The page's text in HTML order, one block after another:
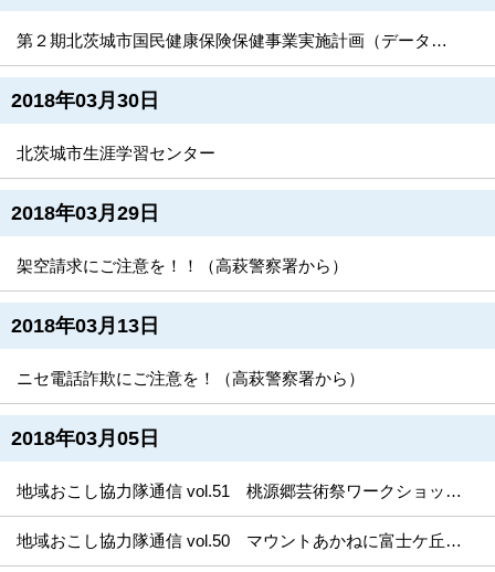
第２期北茨城市国民健康保険保健事業実施計画（データヘルス計画）を策定しました
2018年03月30日
北茨城市生涯学習センター
2018年03月29日
架空請求にご注意を！！（高萩警察署から）
2018年03月13日
ニセ電話詐欺にご注意を！（高萩警察署から）
2018年03月05日
地域おこし協力隊通信 vol.51 桃源郷芸術祭ワークショップを開催しました！
地域おこし協力隊通信 vol.50 マウントあかねに富士ケ丘Favoratoryコーナー開設！